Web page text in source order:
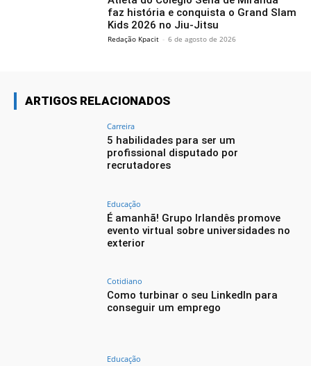
faz história e conquista o Grand Slam
Kids 2026 no Jiu-Jitsu
Redação Kpacit - 6 de agosto de 2026
ARTIGOS RELACIONADOS
Carreira
5 habilidades para ser um
profissional disputado por
recrutadores
Educação
É amanhã! Grupo Irlandês promove
evento virtual sobre universidades no
exterior
Cotidiano
Como turbinar o seu LinkedIn para
conseguir um emprego
Educação